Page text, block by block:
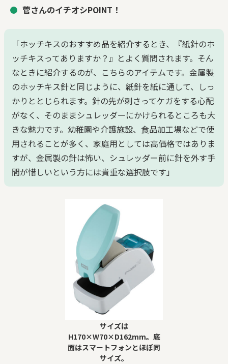
菅さんのイチオシPOINT！
「ホッチキスのおすすめ品を紹介するとき、『紙針のホ
ッチキスってありますか？』とよく質問されます。そん
なときに紹介するのが、こちらのアイテムです。金属製
のホッチキス針と同じように、紙針を紙に通して、しっ
かりととじられます。針の先が刺さってケガをする心配
がなく、そのままシュレッダーにかけられるところも大
きな魅力です。幼稚園や介護施設、食品加工場などで使
用されることが多く、家庭用としては高価格ではありま
すが、金属製の針は怖い、シュレッダー前に針を外す手
間が惜しいという方には貴重な選択肢です」
サイズは
H170×W70×D162mm。底
面はスマートフォンとほぼ同
サイズ。